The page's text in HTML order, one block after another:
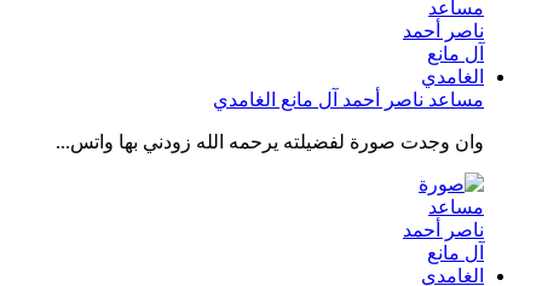
مساعد ناصر أحمد آل مانع الغامدي
وان وجدت صورة لفضيلته يرحمه الله زودني بها واتس...